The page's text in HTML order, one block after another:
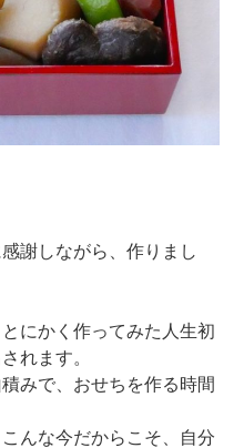
謝しながら、作りまし
にかく作ってみた人生初
れます。
みで、おせちを作る時間
んな今だからこそ、自分